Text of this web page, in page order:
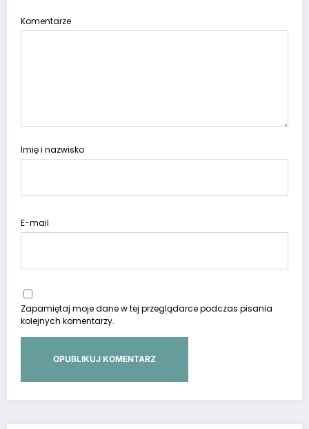
Komentarze
Imię i nazwisko
E-mail
Zapamiętaj moje dane w tej przeglądarce podczas pisania
kolejnych komentarzy.